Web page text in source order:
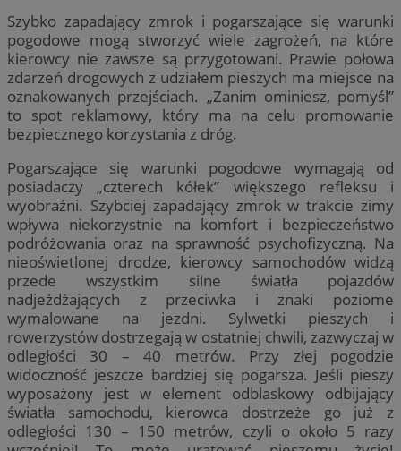
Szybko zapadający zmrok i pogarszające się warunki
pogodowe mogą stworzyć wiele zagrożeń, na które
kierowcy nie zawsze są przygotowani. Prawie połowa
zdarzeń drogowych z udziałem pieszych ma miejsce na
oznakowanych przejściach. „Zanim ominiesz, pomyśl”
to spot reklamowy, który ma na celu promowanie
bezpiecznego korzystania z dróg.
Pogarszające się warunki pogodowe wymagają od
posiadaczy „czterech kółek” większego refleksu i
wyobraźni. Szybciej zapadający zmrok w trakcie zimy
wpływa niekorzystnie na komfort i bezpieczeństwo
podróżowania oraz na sprawność psychofizyczną. Na
nieoświetlonej drodze, kierowcy samochodów widzą
przede wszystkim silne światła pojazdów
nadjeżdżających z przeciwka i znaki poziome
wymalowane na jezdni. Sylwetki pieszych i
rowerzystów dostrzegają w ostatniej chwili, zazwyczaj w
odległości 30 – 40 metrów. Przy złej pogodzie
widoczność jeszcze bardziej się pogarsza. Jeśli pieszy
wyposażony jest w element odblaskowy odbijający
światła samochodu, kierowca dostrzeże go już z
odległości 130 – 150 metrów, czyli o około 5 razy